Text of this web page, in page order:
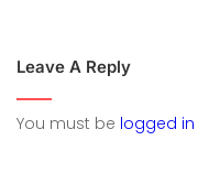
Leave A Reply
You must be logged in